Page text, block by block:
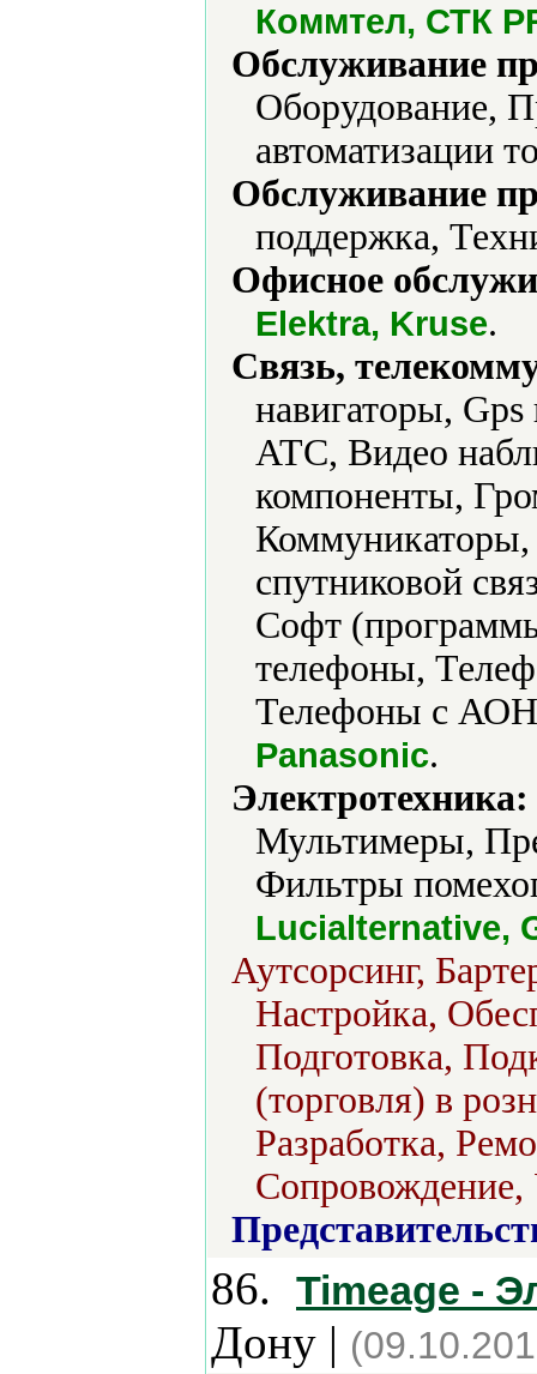
Коммтел, СТК
Обслуживание
Оборудование,
автоматизации
Обслуживание
поддержка,
Офисное
Elektra, Kruse.
Связь,
навигаторы,
АТС, Видео
компоненты,
спутниковой
Софт
телефоны,
Телефоны с
Panasonic.
Электротехника:
Мультимеры,
Фильтры
Lucialternative,
Аутсорсинг,
Настройка,
Подготовка,
(торговля) в
Разработка,
Сопровождение,
86. Timeage -
Дону |